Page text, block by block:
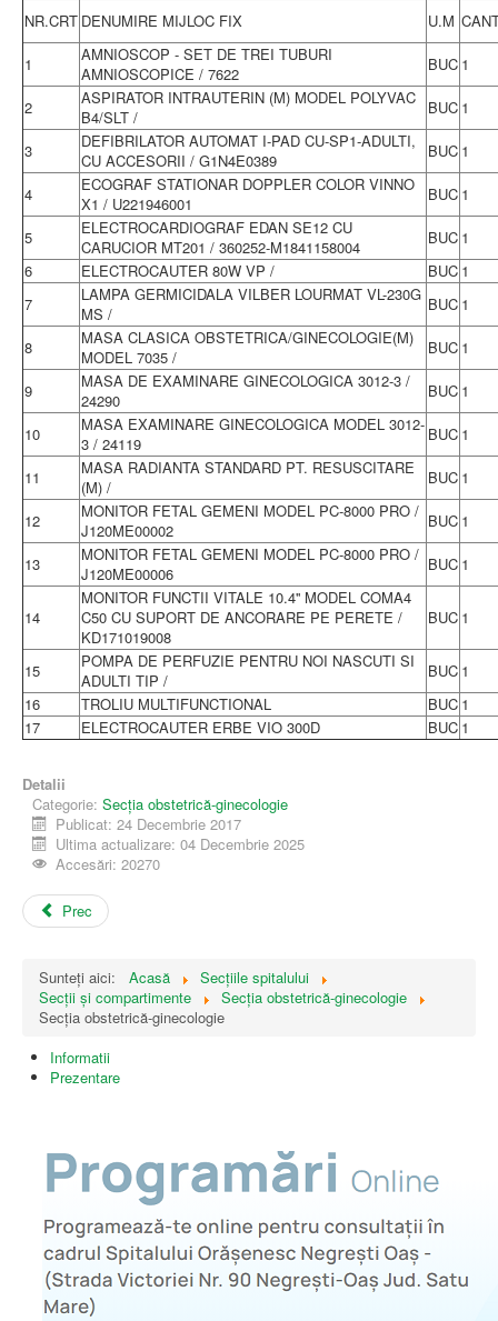
NR.CRT DENUMIRE MIJLOC FIX U.M
1
AMNIOSCOP - SET DE TREI TUBURI
AMNIOSCOPICE / 7622
BUC 1
2
ASPIRATOR INTRAUTERIN (M) MODEL POLYVAC
B4/SLT /
BUC 1
3
DEFIBRILATOR AUTOMAT I-PAD CU-SP1-ADULTI,
CU ACCESORII / G1N4E0389
BUC 1
4
ECOGRAF STATIONAR DOPPLER COLOR VINNO
X1 / U221946001
BUC 1
5
ELECTROCARDIOGRAF EDAN SE12 CU
CARUCIOR MT201 / 360252-M1841158004
BUC 1
6
ELECTROCAUTER 80W VP / BUC 1
7
LAMPA GERMICIDALA VILBER LOURMAT VL-230G
MS /
BUC 1
8
MASA CLASICA OBSTETRICA/GINECOLOGIE(M)
MODEL 7035 /
BUC 1
9
MASA DE EXAMINARE GINECOLOGICA 3012-3 /
24290
BUC 1
10
MASA EXAMINARE GINECOLOGICA MODEL 3012-
3 / 24119
BUC 1
11
MASA RADIANTA STANDARD PT. RESUSCITARE
(M) /
BUC 1
12
MONITOR FETAL GEMENI MODEL PC-8000 PRO /
J120ME00002
BUC 1
13
MONITOR FETAL GEMENI MODEL PC-8000 PRO /
J120ME00006
BUC 1
14
MONITOR FUNCTII VITALE 10.4'' MODEL COMA4
C50 CU SUPORT DE ANCORARE PE PERETE /
KD171019008
BUC 1
15
POMPA DE PERFUZIE PENTRU NOI NASCUTI SI
ADULTI TIP /
BUC 1
16
TROLIU MULTIFUNCTIONAL BUC 1
17
ELECTROCAUTER ERBE VIO 300D BUC 1
Detalii
Categorie: Secția obstetrică-ginecologie
Publicat: 24 Decembrie 2017
Ultima actualizare: 04 Decembrie 2025
Accesări: 20270
Prec
Sunteți aici: Acasă
Secțiile spitalului
Secții și compartimente
Secția obstetrică-ginecologie
Secția obstetrică-ginecologie
Informatii
Prezentare